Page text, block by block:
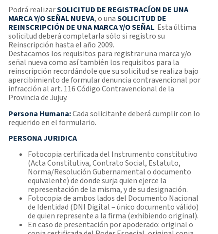
Podrá realizarSOLICITUD DE REGISTRACÍON DE UNA
MARCA Y/O SEÑAL NUEVA, o unaSOLICITUD DE
REINSCRIPCIÓN DE UNA MARCA Y/O SEÑAL. Esta última
solicitud deberá completarla sólo si registro su
Reinscripción hasta el año 2009.
Destacamos los requisitos para registrar una marca y/o
señal nueva como así también los requisitos para la
reinscripción recordándole que su solicitud se realiza bajo
apercibimiento de formular denuncia contravencional por
infracción al art. 116 Código Contravencional de la
Provincia de Jujuy.
Persona Humana:Cada solicitante deberá cumplir con lo
requerido en el formulario.
PERSONA JURIDICA
Fotocopia certificada del Instrumento constitutivo
(Acta Constitutiva, Contrato Social, Estatuto,
Norma/Resolución Gubernamental o documento
equivalente) de donde surja quien ejerce la
representación de la misma, y de su designación.
Fotocopia de ambos lados del Documento Nacional
de Identidad (DNI Digital – único documento válido)
de quien represente a la firma (exhibiendo original).
En caso de presentación por apoderado: original o